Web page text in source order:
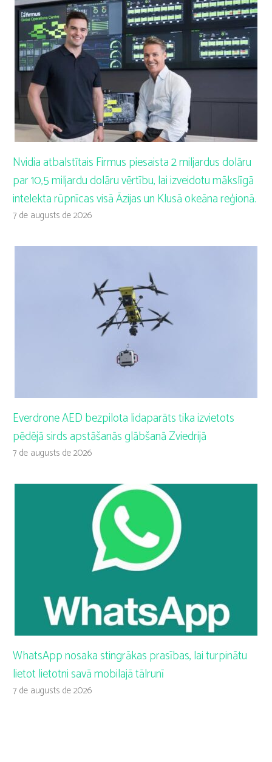
Nvidia atbalstītais Firmus piesaista 2 miljardus dolāru
par 10,5 miljardu dolāru vērtību, lai izveidotu mākslīgā
intelekta rūpnīcas visā Āzijas un Klusā okeāna reģionā.
7 de augusts de 2026
Everdrone AED bezpilota lidaparāts tika izvietots
pēdējā sirds apstāšanās glābšanā Zviedrijā
7 de augusts de 2026
WhatsApp nosaka stingrākas prasības, lai turpinātu
lietot lietotni savā mobilajā tālrunī
7 de augusts de 2026